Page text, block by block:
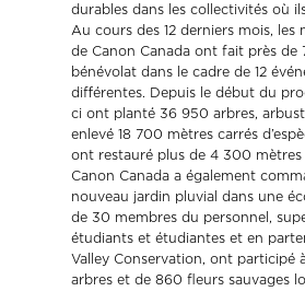
durables dans les collectivités où
Au cours des 12 derniers mois, les
de Canon Canada ont fait près de
bénévolat dans le cadre de 12
différentes. Depuis le début du
ci ont planté 36 950 arbres,
enlevé 18 700 mètres carrés
ont restauré plus de 4 300 mètres
Canon Canada a également
nouveau jardin pluvial dans une
de 30 membres du personnel,
étudiants et étudiantes et en
Valley Conservation, ont participé
arbres et de 860 fleurs sauvages